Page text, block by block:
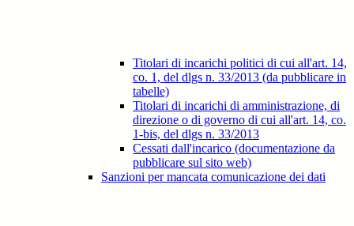
Titolari di incarichi politici di cui all'art. 14,
co. 1, del dlgs n. 33/2013 (da pubblicare in
tabelle)
Titolari di incarichi di amministrazione, di
direzione o di governo di cui all'art. 14, co.
1-bis, del dlgs n. 33/2013
Cessati dall'incarico (documentazione da
pubblicare sul sito web)
Sanzioni per mancata comunicazione dei dati